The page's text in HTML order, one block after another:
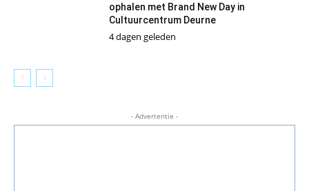
ophalen met Brand New Day in
Cultuurcentrum Deurne
4 dagen geleden
- Advertentie -